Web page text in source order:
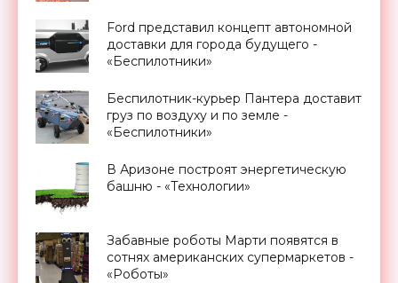
Ford представил концепт автономной
доставки для города будущего -
«Беспилотники»
Беспилотник-курьер Пантера доставит
груз по воздуху и по земле -
«Беспилотники»
В Аризоне построят энергетическую
башню - «Технологии»
Забавные роботы Марти появятся в
сотнях американских супермаркетов -
«Роботы»